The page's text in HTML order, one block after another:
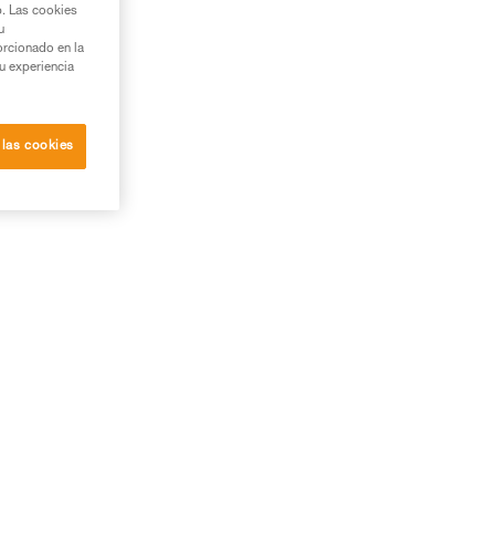
Las cookies
en la
experiencia
cookies